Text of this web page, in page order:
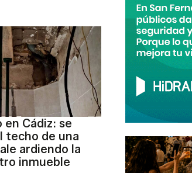
en Cádiz: se
techo de una
ardiendo la
inmueble